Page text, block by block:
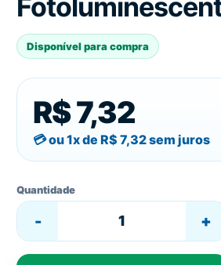
Disponível para compra
R$ 7,32
ou 1x de R$ 7,32sem juros
Quantidade
- +